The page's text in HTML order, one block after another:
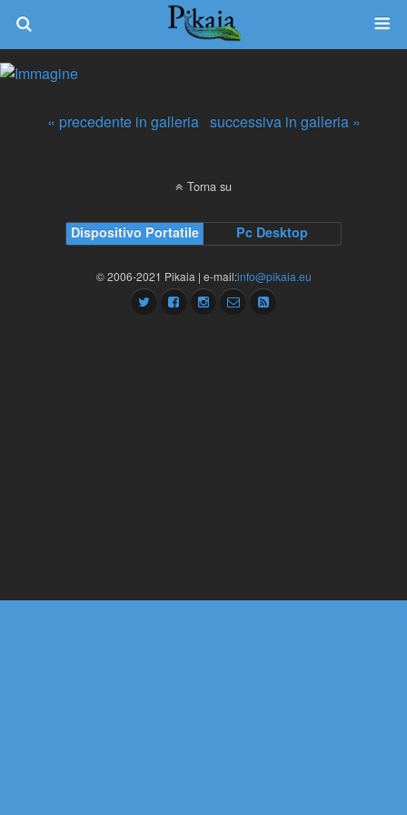
« precedente in galleria successiva in galleria »
Torna su
Dispositivo Portatile Pc Desktop
© 2006-2021 Pikaia | e-mail:info@pikaia.eu